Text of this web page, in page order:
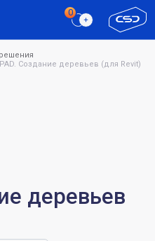
Cоздание деревьев (для Revit)
деревьев